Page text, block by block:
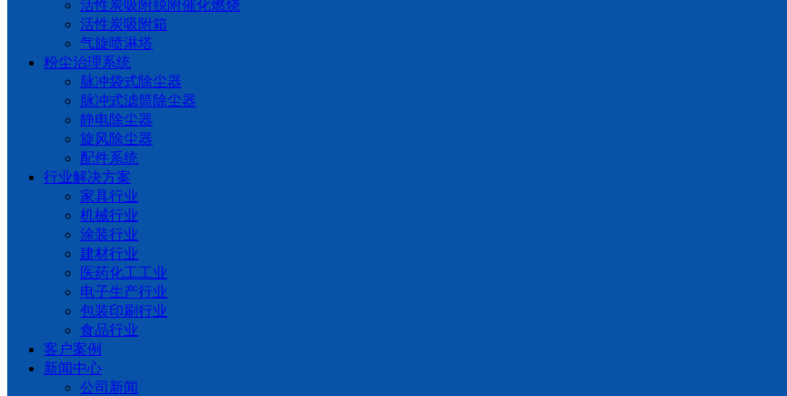
活性炭吸附脱附催化燃烧
活性炭吸附箱
气旋喷淋塔
粉尘治理系统
脉冲袋式除尘器
脉冲式滤筒除尘器
静电除尘器
旋风除尘器
配件系统
行业解决方案
家具行业
机械行业
涂装行业
建材行业
医药化工工业
电子生产行业
包装印刷行业
食品行业
客户案例
新闻中心
公司新闻